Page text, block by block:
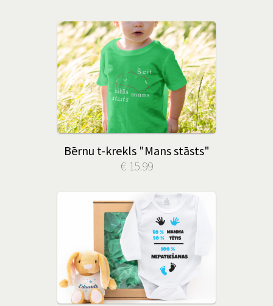
Bērnu t-krekls "Mans stāsts"
€ 15.99